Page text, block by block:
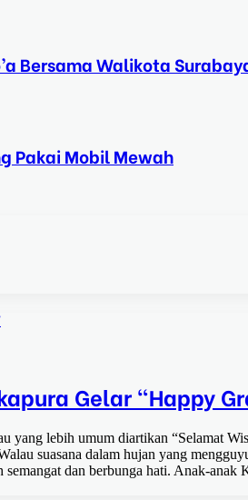
Bersama Walikota
Pakai Mobil Mewah
Gelar “Happy
yang lebih umum diartikan “Selamat
suasana dalam hujan yang
semangat dan berbunga hati. Anak-